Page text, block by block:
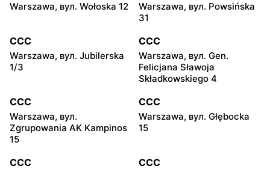
Warszawa, вул. Wołoska 12
Warszawa, вул. Powsińska
31
CCC
Warszawa, вул. Jubilerska
1/3
CCC
Warszawa, вул. Gen.
Felicjana Sławoja
Składkowskiego 4
CCC
Warszawa, вул.
Zgrupowania AK Kampinos
15
CCC
Warszawa, вул. Głębocka
15
CCC CCC